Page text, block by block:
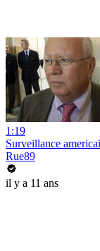
1:19
Surveillance
Rue89
il y a 11 ans